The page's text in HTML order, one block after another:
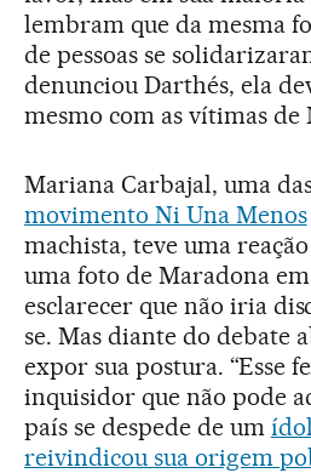
lembram que da mesma
de pessoas se
denunciou Darthés, ela
mesmo com as vítimas de
Mariana Carbajal, uma
movimento Ni Una Menos
machista, teve uma
uma foto de Maradona em
esclarecer que não iria
se. Mas diante do debate
expor sua postura. “Esse
inquisidor que não pode
país se despede de um
reivindicou sua origem